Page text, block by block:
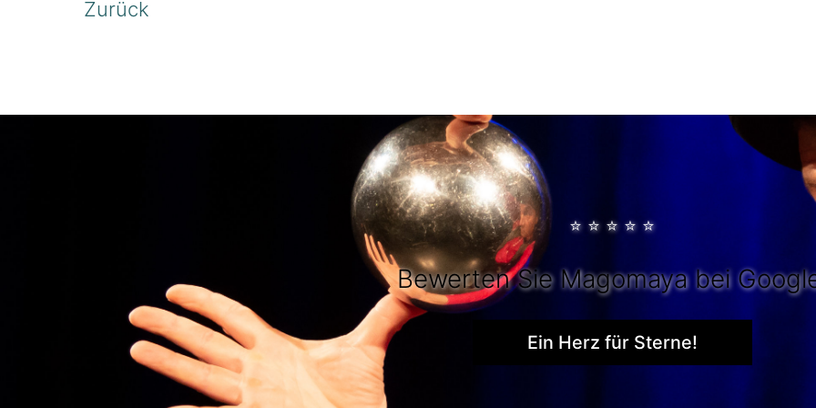
Zurück
⭐ ⭐ ⭐ ⭐ ⭐
Bewerten Sie Magomaya bei
Ein Herz für Sterne!